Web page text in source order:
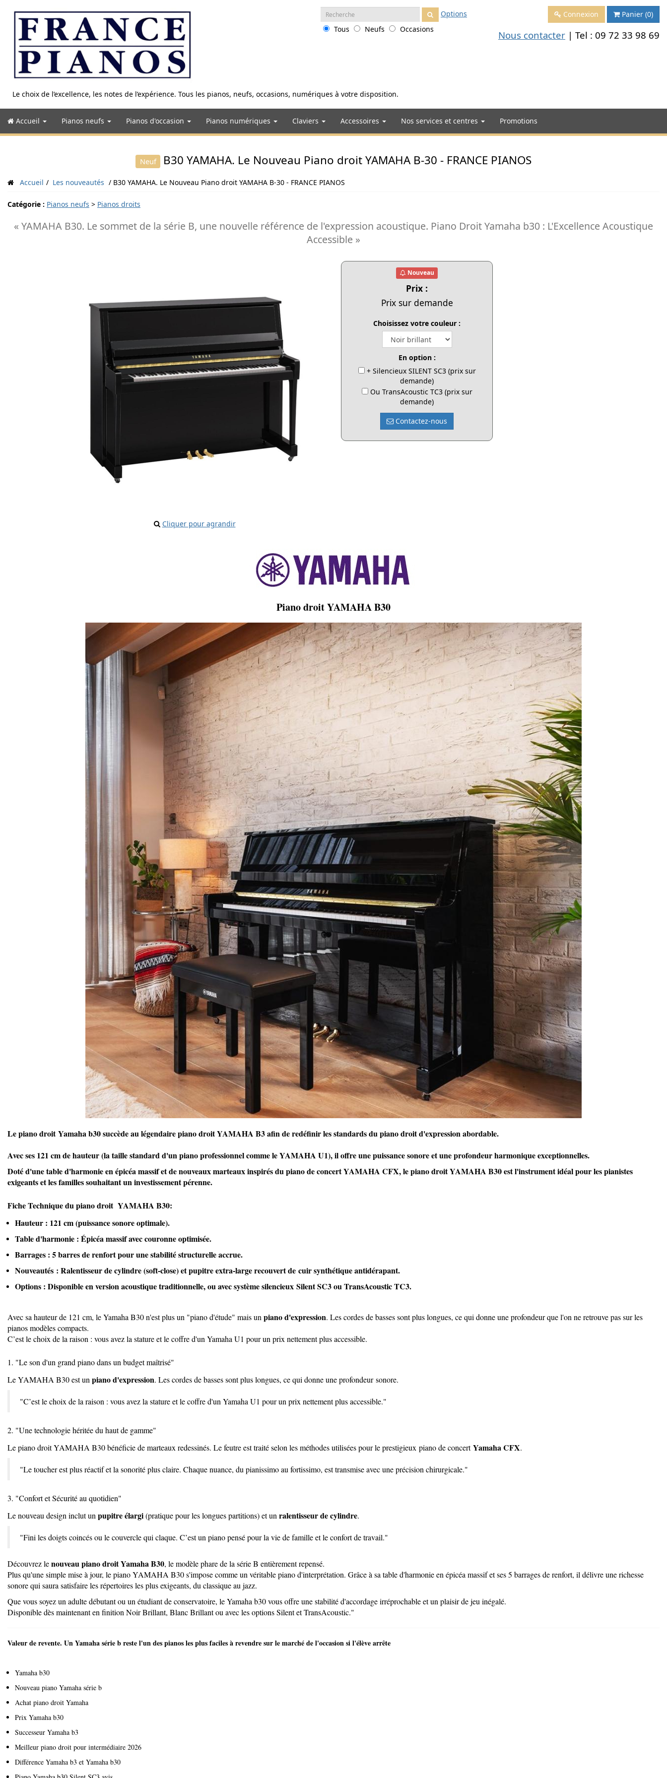
contenu
Le choix de l’excellence, les notes de l’expérience. Tous les pianos, neufs, occasions, numériques à votre disposition.
Recherche
:
Options
Tous
Neufs Occasions
Connexion Panier (0)
Nous contacter | Tel : 09 72 33 98 69
Accueil Pianos neufs Pianos d'occasion Pianos numériques Claviers Accessoires Nos services et centres Promotions
Neuf B30 YAMAHA. Le Nouveau Piano droit YAMAHA B-30 - FRANCE PIANOS
Accueil Les nouveautés B30 YAMAHA. Le Nouveau Piano droit YAMAHA B-30 - FRANCE PIANOS
Catégorie : Pianos neufs > Pianos droits
« YAMAHA B30. Le sommet de la série B, une nouvelle référence de l'expression acoustique. Piano Droit Yamaha b30 : L'Excellence Acoustique
Accessible »
Cliquer pour agrandir
Nouveau
Prix :
Prix sur demande
Choisissez votre couleur :
En option :
+ Silencieux SILENT SC3 (prix sur
demande)
Ou TransAcoustic TC3 (prix sur
demande)
Contactez-nous
Piano droit YAMAHA B30
Lepiano droitYamaha b30succède au légendaire piano droit YAMAHA B3 afin de redéfinir les standards du piano droit d'expression abordable.
Avec ses 121 cm de hauteur(la taille standard d'un piano professionnel comme le YAMAHA U1), il offre une puissance sonore et une profondeur harmonique exceptionnelles.
Doté d'unetable d'harmonie en épicéa massifet de nouveaux marteaux inspirés du piano de concert YAMAHA CFX, le piano droit YAMAHA B30 est l'instrument idéal pour les pianistes
exigeants et les familles souhaitant un investissement pérenne.
Fiche Technique du piano droit YAMAHA B30:
Hauteur : 121 cm (puissance sonore optimale).
Table d'harmonie : Épicéa massif avec couronne optimisée.
Barrages : 5 barres de renfort pour une stabilité structurelle accrue.
Nouveautés : Ralentisseur de cylindre (soft-close) et pupitre extra-large recouvert de cuir synthétique antidérapant.
Options : Disponible en version acoustique traditionnelle, ou avec système silencieux Silent SC3ouTransAcoustic TC3.
Avec sa hauteur de 121 cm, le Yamaha B30 n'est plus un "piano d'étude" mais un piano d'expression. Les cordes de basses sont plus longues, ce qui donne une profondeur que l'on ne retrouve pas sur les
pianos modèles compacts.
C’est le choix de la raison : vous avez la stature et le coffre d'un Yamaha U1 pour un prix nettement plus accessible.
1. "Le son d'un grand piano dans un budget maîtrisé"
Le YAMAHA B30 est un piano d'expression. Les cordes de basses sont plus longues, ce qui donne une profondeur sonore.
"C’est le choix de la raison : vous avez la stature et le coffre d'un Yamaha U1 pour un prix nettement plus accessible."
2. "Une technologie héritée du haut de gamme"
Le piano droit YAMAHA B30 bénéficie de marteaux redessinés. Le feutre est traité selon les méthodes utilisées pour le prestigieux piano de concertYamaha CFX.
"Le toucher est plus réactif et la sonorité plus claire. Chaque nuance, du pianissimo au fortissimo, est transmise avec une précision chirurgicale."
3. "Confort et Sécurité au quotidien"
Le nouveau design inclut un pupitre élargi(pratique pour les longues partitions) et un ralentisseur de cylindre.
"Fini les doigts coincés ou le couvercle qui claque. C’est un piano pensé pour la vie de famille et le confort de travail."
Découvrez lenouveau piano droit Yamaha B30, le modèle phare de la série B entièrement repensé.
Plus qu'une simple mise à jour, le piano YAMAHA B30 s'impose comme un véritable piano d'interprétation. Grâce à sa table d'harmonie en épicéa massif et ses 5 barrages de renfort, il délivre une richesse
sonore qui saura satisfaire les répertoires les plus exigeants, du classique au jazz.
Que vous soyez un adulte débutant ou un étudiant de conservatoire, le Yamaha b30 vous offre une stabilité d'accordage irréprochable et un plaisir de jeu inégalé.
Disponible dès maintenant en finition Noir Brillant, Blanc Brillant ou avec les options Silent et TransAcoustic."
Valeur de revente. Un Yamaha série b reste l'un des pianos les plus faciles à revendre sur le marché de l'occasion si l'élève arrête
Yamaha b30
Nouveau piano Yamaha série b
Achat piano droit Yamaha
Prix Yamaha b30
Successeur Yamaha b3
Meilleur piano droit pour intermédiaire 2026
Différence Yamaha b3 et Yamaha b30